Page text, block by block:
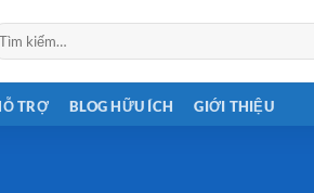
TRỢ BLOG HỮU ÍCH GIỚI THIỆU